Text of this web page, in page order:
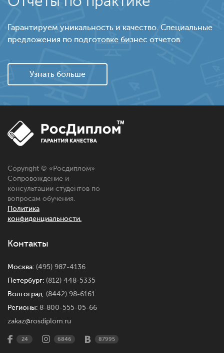
Гарантируем уникальность и качество. Специальные
предложения по подготовке бизнес отчетов.
Узнать больше
Copyright © « Росдиплом»
Сопровождение и
консультации студентов по
вопросам обучения.
Политика
конфиденциальности.
Контакты
Москва: (495) 987-4136
Петербург: (812) 448-5335
Волгоград: (8442) 98-6161
Регионы: 8-800-555-05-66
zakaz@rosdiplom.ru
24 6846 87995